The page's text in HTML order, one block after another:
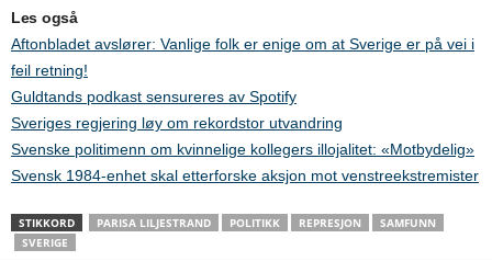
Les også
Aftonbladet avslører: Vanlige folk er enige om at Sverige er på vei i
feil retning!
Guldtands podkast sensureres av Spotify
Sveriges regjering løy om rekordstor utvandring
Svenske politimenn om kvinnelige kollegers illojalitet: «Motbydelig»
Svensk 1984-enhet skal etterforske aksjon mot venstreekstremister
STIKKORD PARISA LILJESTRAND POLITIKK REPRESJON
SAMFUNN
SVERIGE